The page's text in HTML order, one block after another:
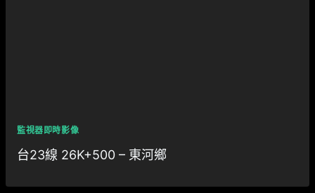
監視器即時影像
台23線 26K+500 – 東河鄉